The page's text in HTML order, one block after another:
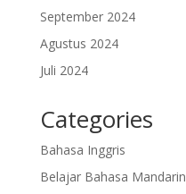
September 2024
Agustus 2024
Juli 2024
Categories
Bahasa Inggris
Belajar Bahasa Mandarin